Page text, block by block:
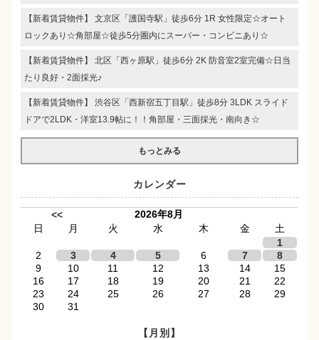
【新着賃貸物件】 文京区「護国寺駅」徒歩6分 1R 女性限定☆オート
ロックあり☆角部屋☆徒歩5分圏内にスーパー・コンビニあり☆
【新着賃貸物件】 北区「西ヶ原駅」徒歩6分 2K 防音室2室完備☆日当
たり良好・2面採光♪
【新着賃貸物件】 渋谷区「西新宿五丁目駅」徒歩8分 3LDK スライド
ドアで2LDK・洋室13.9帖に！！角部屋・三面採光・南向き☆
もっとみる
カレンダー
<<
2026年8月
日
月 火 水 木 金
土
1
2
3 4 5 6 7
8
9
10 11 12 13 14
15
16
17 18 19 20 21
22
23
24 25 26 27 28
29
30
31
【月別】